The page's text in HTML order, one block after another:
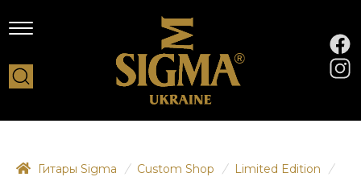
Гитары Sigma / Custom Shop / Limited Edition
/